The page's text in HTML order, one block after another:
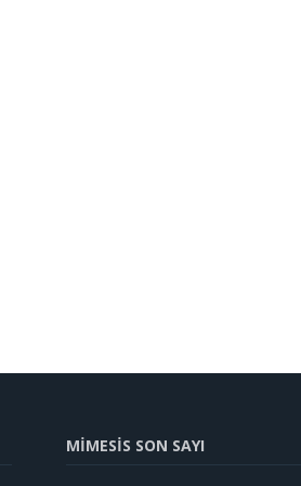
MİMESİS SON SAYI